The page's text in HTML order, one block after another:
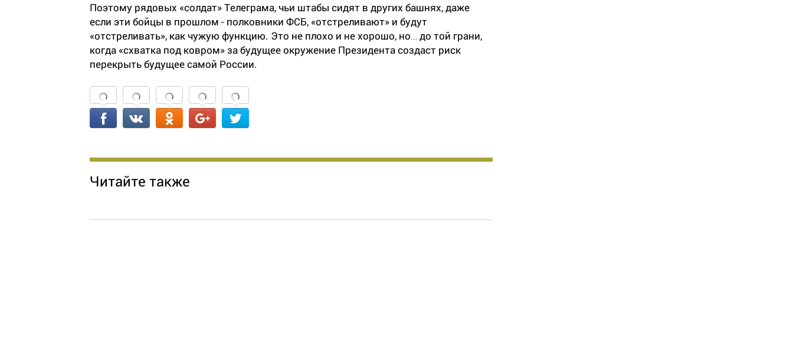
Поэтому рядовых «солдат» Телеграма, чьи штабы сидят в других башнях, даже
если эти бойцы в прошлом - полковники ФСБ, «отстреливают» и будут
«отстреливать», как чужую функцию. Это не плохо и не хорошо, но… до той грани,
когда «схватка под ковром» за будущее окружение Президента создаст риск
перекрыть будущее самой России.
Читайте также